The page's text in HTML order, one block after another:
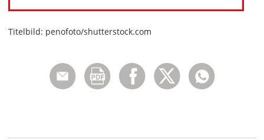
Titelbild: penofoto/shutterstock.com